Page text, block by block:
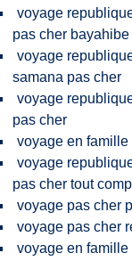
voyage
pas cher bayahibe
voyage
samana pas cher
voyage
pas cher
voyage en
voyage
pas cher tout
voyage pas cher
voyage pas cher
voyage en